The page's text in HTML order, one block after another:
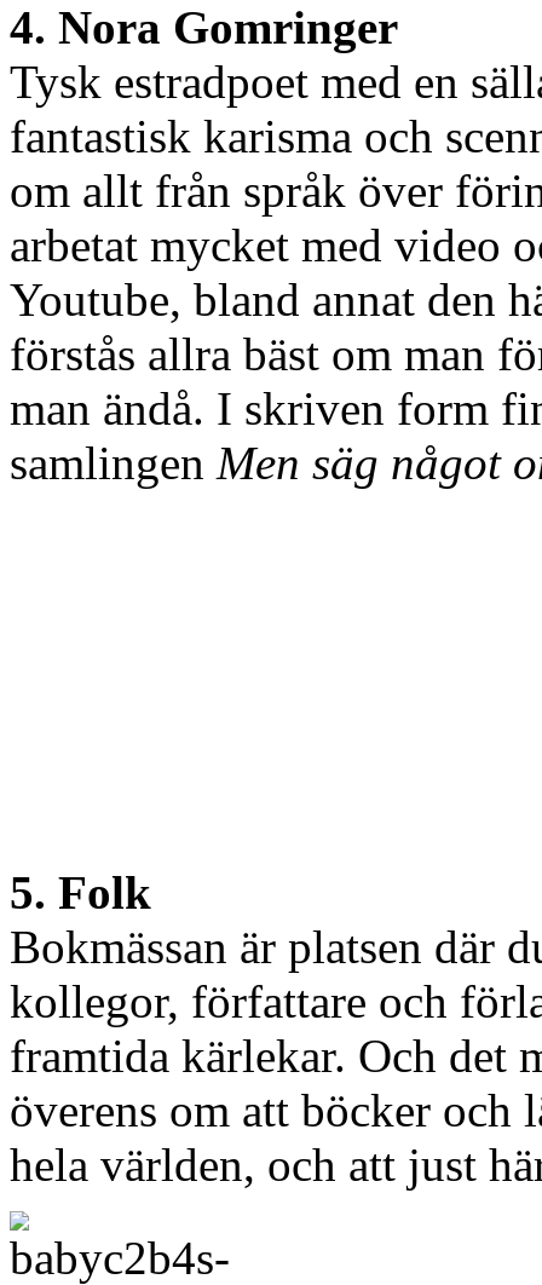
4. Nora Gomringer
Tysk estradpoet med en
fantastisk karisma och
om allt från språk över
arbetat mycket med video
Youtube, bland annat den
förstås allra bäst om man
man ändå. I skriven form
samlingen Men säg något
5. Folk
Bokmässan är platsen där
kollegor, författare och
framtida kärlekar. Och det
överens om att böcker
hela världen, och att just